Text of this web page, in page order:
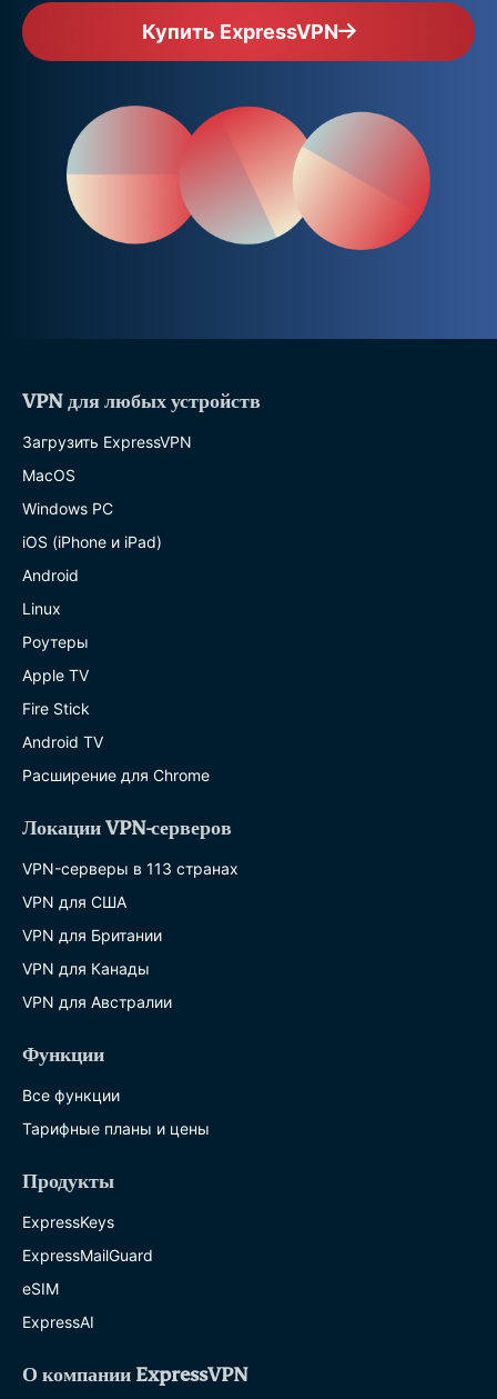
Купить ExpressVPN
VPN для любых устройств
Загрузить ExpressVPN
MacOS
Windows PC
iOS (iPhone и iPad)
Android
Linux
Роутеры
Apple TV
Fire Stick
Android TV
Расширение для Chrome
Локации VPN-серверов
VPN-серверы в 113 странах
VPN для США
VPN для Британии
VPN для Канады
VPN для Австралии
Функции
Все функции
Тарифные планы и цены
Продукты
ExpressKeys
ExpressMailGuard
eSIM
ExpressAI
О компании ExpressVPN